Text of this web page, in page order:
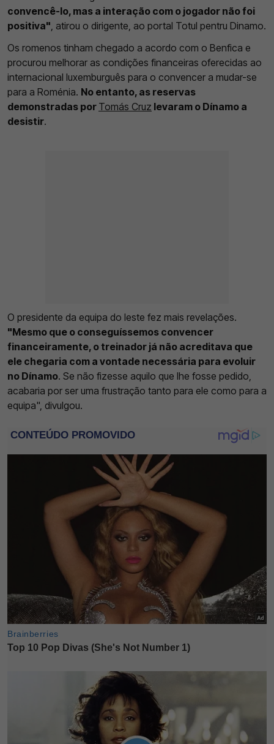
convencê-lo, mas a interação com o jogador não foi
positiva" , atirou o dirigente, ao portal Totul pentru Dinamo.
Os romenos tinham chegado a acordo com o Benfica e
procurou melhorar as condições financeiras oferecidas ao
internacional luxemburguês para o convencer a mudar-se
para a Roménia. No entanto, as reservas
demonstradas por Tomás Cruz levaram o Dínamo a
desistir.
O presidente da equipa do leste fez mais revelações.
"Mesmo que o conseguíssemos convencer
financeiramente, o treinador já não acreditava que
ele chegaria com a vontade necessária para evoluir
no Dínamo. Se não fizesse aquilo que lhe fosse pedido,
acabaria por ser uma frustração tanto para ele como para a
equipa", divulgou.